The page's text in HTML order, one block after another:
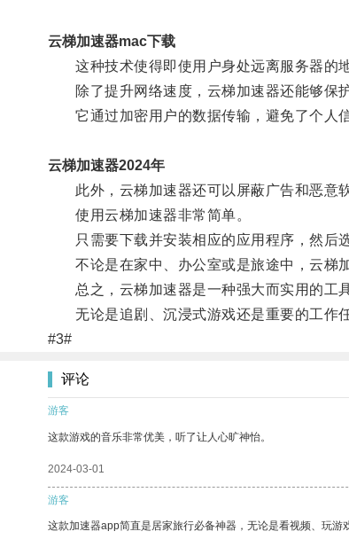
云梯加速器mac下载
这种技术使得即使用户身处远离服务器的地
除了提升网络速度，云梯加速器还能够保护
它通过加密用户的数据传输，避免了个人信
云梯加速器2024年
此外，云梯加速器还可以屏蔽广告和恶意软
使用云梯加速器非常简单。
只需要下载并安装相应的应用程序，然后选
不论是在家中、办公室或是旅途中，云梯加
总之，云梯加速器是一种强大而实用的工
无论是追剧、沉浸式游戏还是重要的工作任
#3#
评论
游客
这款游戏的音乐非常优美，听了让人心旷神怡。
2024-03-01
游客
这款加速器app简直是居家旅行必备神器，无论是看视频、玩